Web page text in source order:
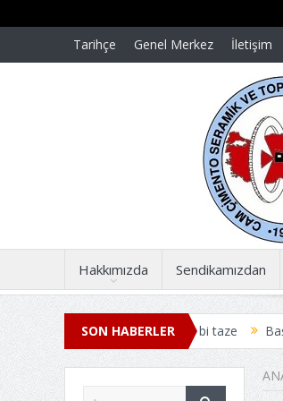
Tarihçe Genel Merkez İletişim
Hakkımızda Sendikamızdan
SON HABERLER
acılar dün gibi taze Başsağlığı ve